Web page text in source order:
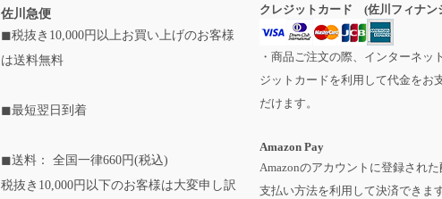
佐川急便
◼税抜き10,000円以上お買い上げのお客様
は送料無料
◼最短翌日到着
◼送料： 全国一律660円(税込)
税抜き10,000円以下のお客様は大変申し訳
クレジットカード (佐川フィナン
・商品ご注文の際、インターネッ
ジットカードを利用して代金をお
だけます。
Amazon Pay
Amazonのアカウントに登録され
支払い方法を利用して決済できま